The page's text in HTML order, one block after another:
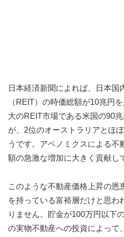
日本経済新聞によれば、日本国
（REIT）の時価総額が10兆円
大のREIT市場である米国の90
が、2位のオーストラリアとほ
うです。アベノミクスによる不
額の急激な増加に大きく貢献し
このような不動産価格上昇の恩
を持っている富裕層だけと思わ
りません。貯金が100万円以下
の実物不動産への投資によって